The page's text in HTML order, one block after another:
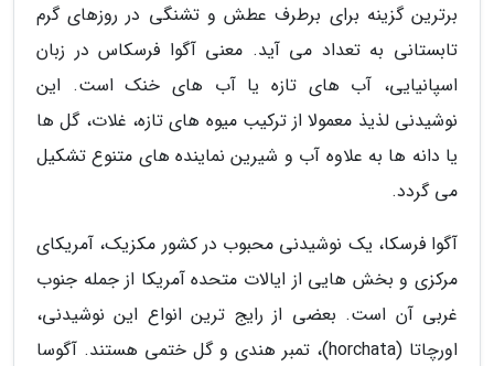
برترین گزینه برای برطرف عطش و تشنگی در روزهای گرم
تابستانی به تعداد می آید. معنی آگوا فرسکاس در زبان
اسپانیایی، آب های تازه یا آب های خنک است. این
نوشیدنی لذیذ معمولا از ترکیب میوه های تازه، غلات، گل ها
یا دانه ها به علاوه آب و شیرین نماینده های متنوع تشکیل
می گردد.
آگوا فرسکا، یک نوشیدنی محبوب در کشور مکزیک، آمریکای
مرکزی و بخش هایی از ایالات متحده آمریکا از جمله جنوب
غربی آن است. بعضی از رایج ترین انواع این نوشیدنی،
اورچاتا (horchata)، تمبر هندی و گل ختمی هستند. آگوسا